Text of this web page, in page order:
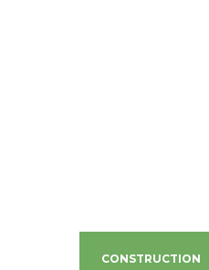
CONSTRUCTION